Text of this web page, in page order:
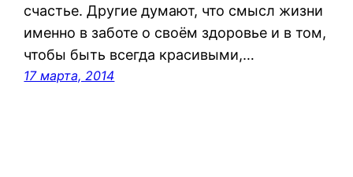
счастье. Другие думают, что смысл жизни
именно в заботе о своём здоровье и в том,
чтобы быть всегда красивыми,…
17 марта, 2014